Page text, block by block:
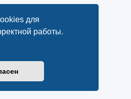
для
работы.